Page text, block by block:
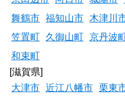
舞鶴市 福知山市 木津川
笠置町
久御山町 京丹波
和束町
[滋賀県]
大津市 近江八幡市 栗東